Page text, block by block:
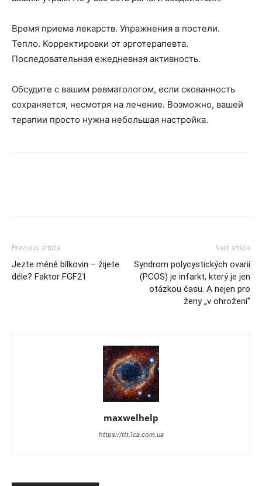
Время приема лекарств. Упражнения в постели.
Тепло. Корректировки от эрготерапевта.
Последовательная ежедневная активность.
Обсудите с вашим ревматологом, если скованность
сохраняется, несмотря на лечение. Возможно, вашей
терапии просто нужна небольшая настройка.
Previous article
Jezte méně bílkovin – žijete
déle? Faktor FGF21
Next article
Syndrom polycystických ovarií
(PCOS) je infarkt, který je jen
otázkou času. A nejen pro
ženy „v ohrožení“
maxwelhelp
https://ttt.1ca.com.ua